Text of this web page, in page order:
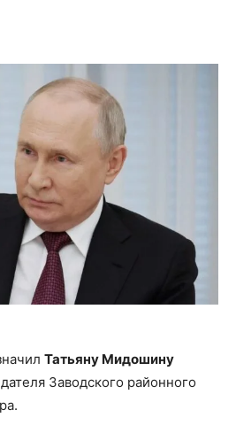
Татьяну Мидошину
Заводского районного